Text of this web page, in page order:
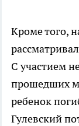
Кроме того,
С участием
прошедших
ребенок
Гулевский